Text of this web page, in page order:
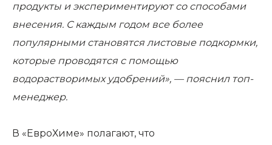
продукты и экспериментируют со способами
внесения. С каждым годом все более
популярными становятся листовые подкормки,
которые проводятся с помощью
водорастворимых удобрений», — пояснил топ-
менеджер.
В «ЕвроХиме» полагают, что